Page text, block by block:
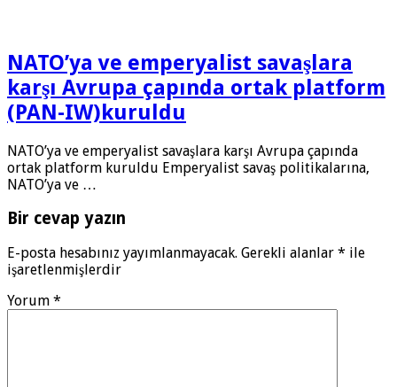
NATO’ya ve emperyalist savaşlara
karşı Avrupa çapında ortak platform
(PAN-IW)kuruldu
NATO’ya ve emperyalist savaşlara karşı Avrupa çapında
ortak platform kuruldu Emperyalist savaş politikalarına,
NATO’ya ve …
Bir cevap yazın
E-posta hesabınız yayımlanmayacak. Gerekli alanlar * ile
işaretlenmişlerdir
Yorum *